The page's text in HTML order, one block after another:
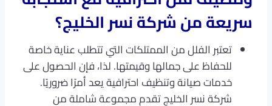
سريعة من شركة نسر الخليج؟
تعتبر الفلل من الممتلكات التي تتطلب عناية خاصة
للحفاظ على جمالها وقيمتها. لذا، فإن الحصول على
خدمات صيانة وتنظيف احترافية يعد أمرًا ضروريًا.
شركة نسر الخليج تقدم مجموعة شاملة من